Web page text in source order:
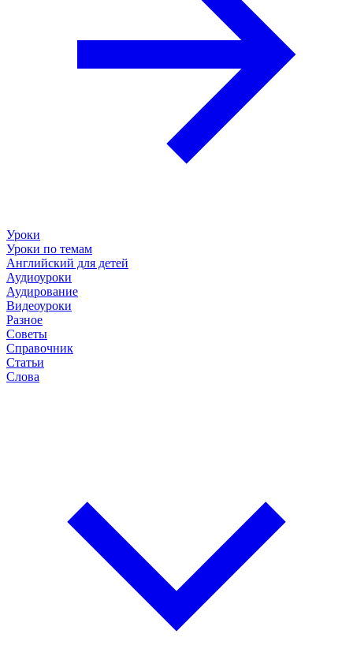
Уроки
Уроки по темам
Английский для детей
Аудиоуроки
Аудирование
Видеоуроки
Разное
Советы
Справочник
Статьи
Слова